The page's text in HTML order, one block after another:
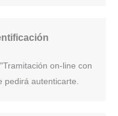
on-line con
pedirá autenticarte.